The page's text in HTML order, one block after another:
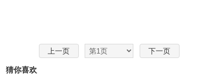
上一页 下一页
猜你喜欢